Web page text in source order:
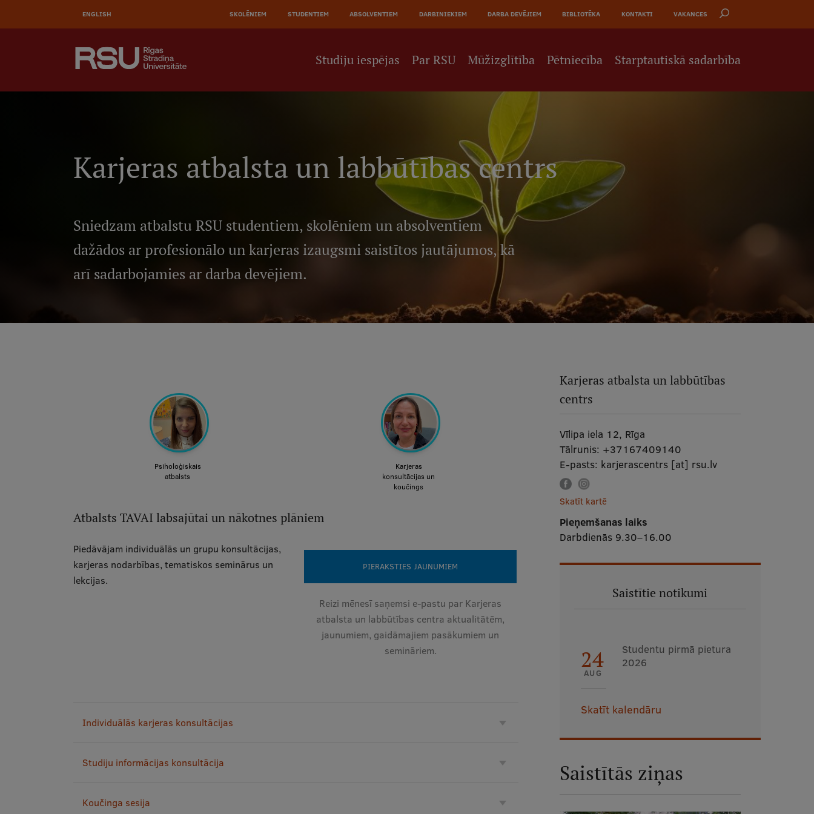
ENGLISH AUGŠĒJĀ
IZVĒLNE
SKOLĒNIEM STUDENTIEM ABSOLVENTIEM DARBINIEKIEM DARBA DEVĒJIEM BIBLIOTĒKA KONTAKTI VAKANCES
Studiju iespējas Par RSU Mūžizglītība Pētniecība Starptautiskā sadarbība
Karjeras atbalsta un labbūtības centrs
Sniedzam atbalstu RSU studentiem, skolēniem un absolventiem
dažādos ar profesionālo un karjeras izaugsmi saistītos jautājumos, kā
arī sadarbojamies ar darba devējiem.
Atbalsts TAVAI labsajūtai un nākotnes plāniem
Piedāvājam individuālās un grupu konsultācijas,
karjeras nodarbības, tematiskos seminārus un
lekcijas.
PIERAKSTIES JAUNUMIEM
Reizi mēnesī saņemsi e-pastu par Karjeras
atbalsta un labbūtības centra aktualitātēm,
jaunumiem, gaidāmajiem pasākumiem un
semināriem.
Individuālās karjeras konsultācijas
Studiju informācijas konsultācija
Koučinga sesija
Karjeras atbalsta un labbūtības
centrs
Vīlipa iela 12, Rīga
Tālrunis: +37167409140
E-pasts: karjerascentrs[at] rsu.lv
Skatīt kartē
Pieņemšanas laiks
Darbdienās 9.30–16.00
Saistītie notikumi
24
AUG
Studentu pirmā pietura
2026
Skatīt kalendāru
Saistītās ziņas